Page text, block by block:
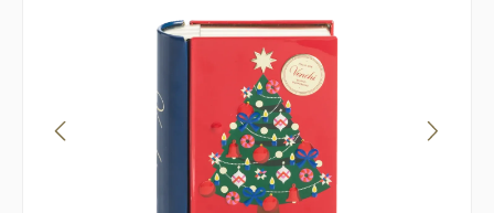
Bildergalerie überspringen